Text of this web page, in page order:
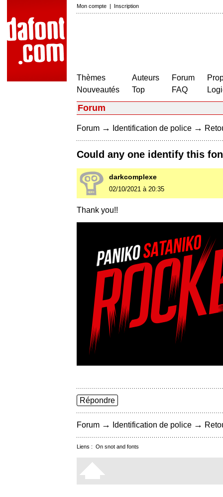
Mon compte | Inscription
Thèmes
Nouveautés
Auteurs
Top
Forum
FAQ
Forum
Forum → Identification de police →
Could any one identify this
darkcomplexe
02/10/2021 à 20:35
Thank you!!
Répondre
Forum → Identification de police →
Liens : On snot and fonts